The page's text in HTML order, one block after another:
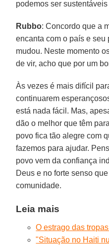
podemos ser
Rubbo: Concordo que a
encanta com o país e
mudou. Neste momento
de vir, acho que por um
Às vezes é mais difícil
continuarem
está nada fácil. Mas,
dão o melhor que têm
povo fica tão alegre com
fazemos para ajudar.
povo vem da confiança
Deus e no forte senso
comunidade.
Leia mais
O estrago das
"Situação no Haiti